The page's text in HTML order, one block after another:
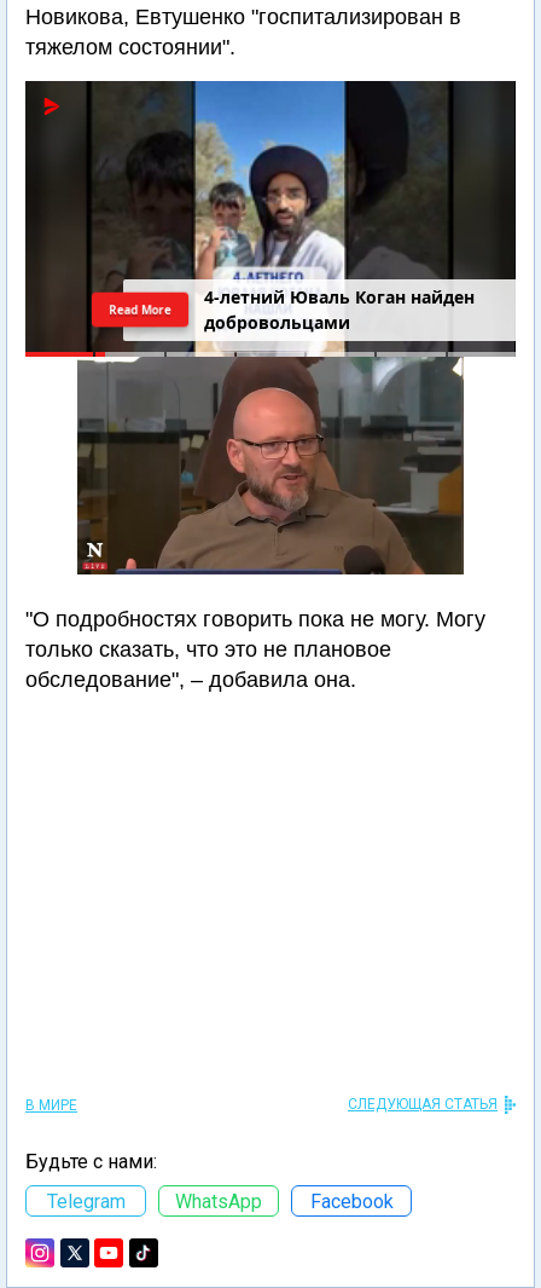
Новикова, Евтушенко "госпитализирован в
тяжелом состоянии".
4-летний Юваль Коган найден
добровольцами
Read More
"О подробностях говорить пока не могу. Могу
только сказать, что это не плановое
обследование", – добавила она.
В МИРЕ СЛЕДУЮЩАЯ СТАТЬЯ
Будьте с нами:
Telegram
WhatsApp Facebook